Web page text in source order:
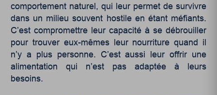
comportement naturel, qui leur permet de survivre
dans un milieu souvent hostile en étant méfiants.
C’est compromettre leur capacité à se débrouiller
pour trouver eux-mêmes leur nourriture quand il
n’y a plus personne. C’est aussi leur offrir une
alimentation qui n’est pas adaptée à leurs
besoins.